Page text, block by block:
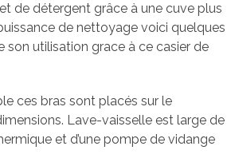
de détergent grâce à une cuve plus
de nettoyage voici quelques
utilisation grace à ce casier de
ces bras sont placés sur le
Lave-vaisselle est large de
et d’une pompe de vidange